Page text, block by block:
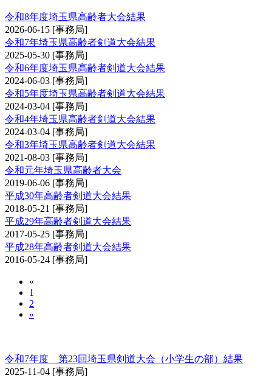
令和8年度埼玉県高齢者大会結果
2026-06-15 [事務局]
令和7年埼玉県高齢者剣道大会結果
2025-05-30 [事務局]
令和6年度埼玉県高齢者剣道大会結果
2024-06-03 [事務局]
令和5年度埼玉県高齢者剣道大会結果
2024-03-04 [事務局]
令和4年埼玉県高齢者剣道大会結果
2024-03-04 [事務局]
令和3年埼玉県高齢者剣道大会結果
2021-08-03 [事務局]
令和元年埼玉県高齢者大会
2019-06-06 [事務局]
平成30年高齢者剣道大会結果
2018-05-21 [事務局]
平成29年高齢者剣道大会結果
2017-05-25 [事務局]
平成28年高齢者剣道大会結果
2016-05-24 [事務局]
«
1
2
»
令和7年度 第23回埼玉県剣道大会（小学生の部）結果
2025-11-04 [事務局]